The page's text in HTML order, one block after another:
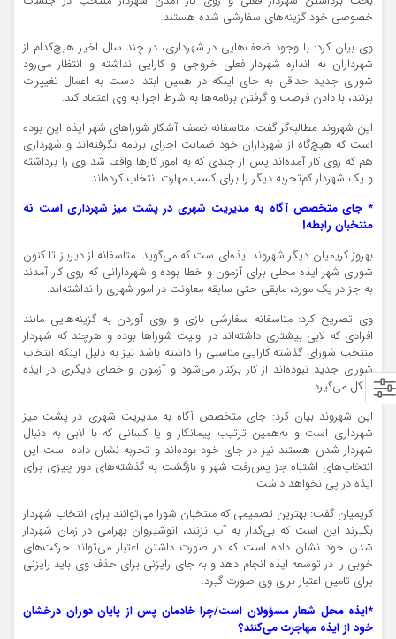
خصوصی خود گزینه‌های سفارشی شده هستند.
وی بیان کرد: با وجود ضعف‌هایی در شهرداری، در چند سال اخیر هیچ‌کدام از
شهرداران به اندازه شهردار فعلی خروجی و کارایی نداشته و انتظار می‌رود
شورای جدید حداقل به جای اینکه در همین ابتدا دست به اعمال تغییرات
بزنند، با دادن فرصت و گرفتن برنامه‌ها به شرط اجرا به وی اعتماد کند.
این شهروند مطالبه‌گر گفت: متاسفانه ضعف آشکار شوراهای شهر ایذه این بوده
است که هیچ‌گاه از شهرداران خود ضمانت اجرای برنامه نگرفته‌اند و شهرداری
هم که روی کار آمده‌اند پس از چندی که به امور کارها واقف شد وی را برداشته
و یک شهردار کم‌تجربه دیگر را برای کسب مهارت انتخاب کرده‌اند.
* جای متخصص آگاه به مدیریت شهری در پشت میز شهرداری است نه
منتخبان رابطه!
بهروز کریمیان دیگر شهروند ایذه‌ای ست که می‌گوید: متاسفانه از دیر‌باز تا کنون
شورای شهر ایذه محلی برای آزمون و خطا بوده و شهردارانی که روی کار آمدند
به جز در یک مورد، مابقی حتی سابقه معاونت در امور شهری را نداشته‌اند.
وی تصریح کرد: متاسفانه سفارشی بازی و روی آوردن به گزینه‌هایی مانند
افرادی که لابی بیشتری داشته‌اند در اولیت شوراها بوده و هرچند که شهردار
منتخب شورای گذشته کارایی مناسبی را داشته باشد نیز به دلیل اینکه انتخاب
شورای جدید نبوده‌اند از کار برکنار می‌شود و آزمون و خطای دیگری در ایذه
شکل می‌گیرد.
این شهروند بیان کرد: جای متخصص آگاه به مدیریت شهری در پشت میز
شهرداری است و به‌همین ترتیب پیمانکار و یا کسانی که با لابی به دنبال
شهردار شدن هستند نیز در جای خود بوده‌اند و تجربه نشان داده است این
انتخاب‌های اشتباه جز پس‌رفت شهر و بازگشت به گذشته‌های دور چیزی برای
ایذه در پی نخواهد داشت.
کریمیان گفت: بهترین تصمیمی که منتخبان شورا می‌توانند برای انتخاب شهردار
بگیرند این است که بی‌گدار به آب نزنند، انوشیروان بهرامی در زمان شهردار
شدن خود نشان داده است که در صورت داشتن اعتبار می‌تواند حرکت‌های
خوبی را در توسعه ایذه انجام دهد و به جای رایزنی برای حذف وی باید رایزنی
برای تامین اعتبار برای وی صورت گیرد.
*ایذه محل شعار مسؤولان است/چرا خادمان پس از پایان دوران درخشان
خود از ایذه مهاجرت می‌کنند؟